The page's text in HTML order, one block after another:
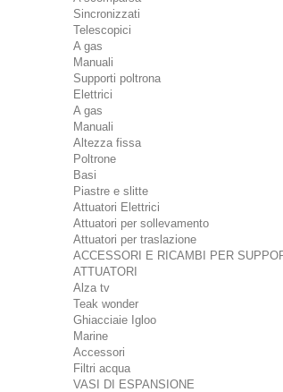
Sincronizzati
Telescopici
A gas
Manuali
Supporti poltrona
Elettrici
A gas
Manuali
Altezza fissa
Poltrone
Basi
Piastre e slitte
Attuatori Elettrici
Attuatori per sollevamento
Attuatori per traslazione
ACCESSORI E RICAMBI PER
ATTUATORI
Alza tv
Teak wonder
Ghiacciaie Igloo
Marine
Accessori
Filtri acqua
VASI DI ESPANSIONE